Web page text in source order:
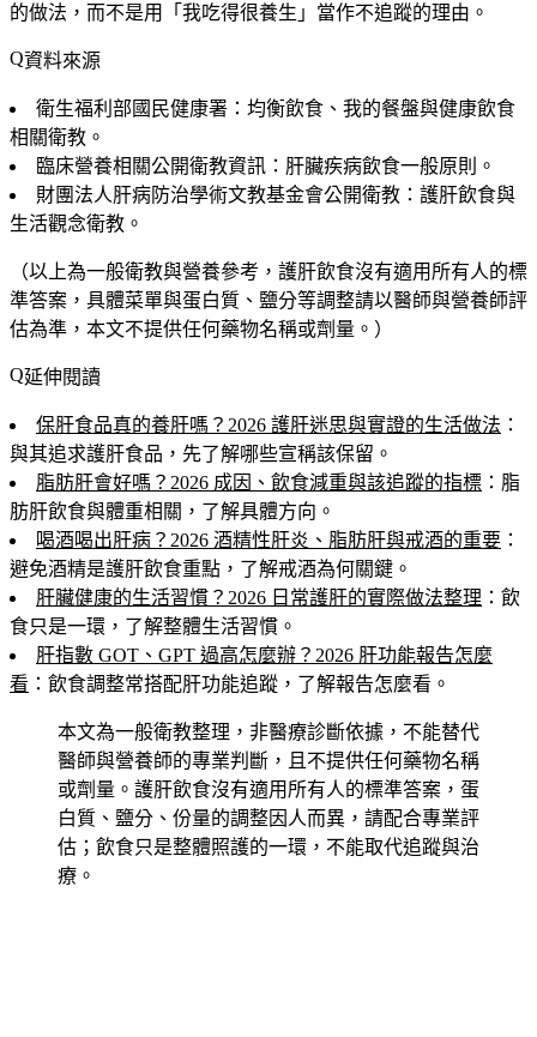
的做法，而不是用「我吃得很養生」當作不追蹤的理由。
資料來源
衛生福利部國民健康署：均衡飲食、我的餐盤與健康飲食
相關衛教。
臨床營養相關公開衛教資訊：肝臟疾病飲食一般原則。
財團法人肝病防治學術文教基金會公開衛教：護肝飲食與
生活觀念衛教。
（以上為一般衛教與營養參考，護肝飲食沒有適用所有人的標
準答案，具體菜單與蛋白質、鹽分等調整請以醫師與營養師評
估為準，本文不提供任何藥物名稱或劑量。）
延伸閱讀
保肝食品真的養肝嗎？2026 護肝迷思與實證的生活做法 ：
與其追求護肝食品，先了解哪些宣稱該保留。
脂肪肝會好嗎？2026 成因、飲食減重與該追蹤的指標 ：脂
肪肝飲食與體重相關，了解具體方向。
喝酒喝出肝病？2026 酒精性肝炎、脂肪肝與戒酒的重要 ：
避免酒精是護肝飲食重點，了解戒酒為何關鍵。
肝臟健康的生活習慣？2026 日常護肝的實際做法整理 ：飲
食只是一環，了解整體生活習慣。
肝指數 GOT、GPT 過高怎麼辦？2026 肝功能報告怎麼
看 ：飲食調整常搭配肝功能追蹤，了解報告怎麼看。
本文為一般衛教整理，非醫療診斷依據，不能替代
醫師與營養師的專業判斷，且不提供任何藥物名稱
或劑量。護肝飲食沒有適用所有人的標準答案，蛋
白質、鹽分、份量的調整因人而異，請配合專業評
估；飲食只是整體照護的一環，不能取代追蹤與治
療。